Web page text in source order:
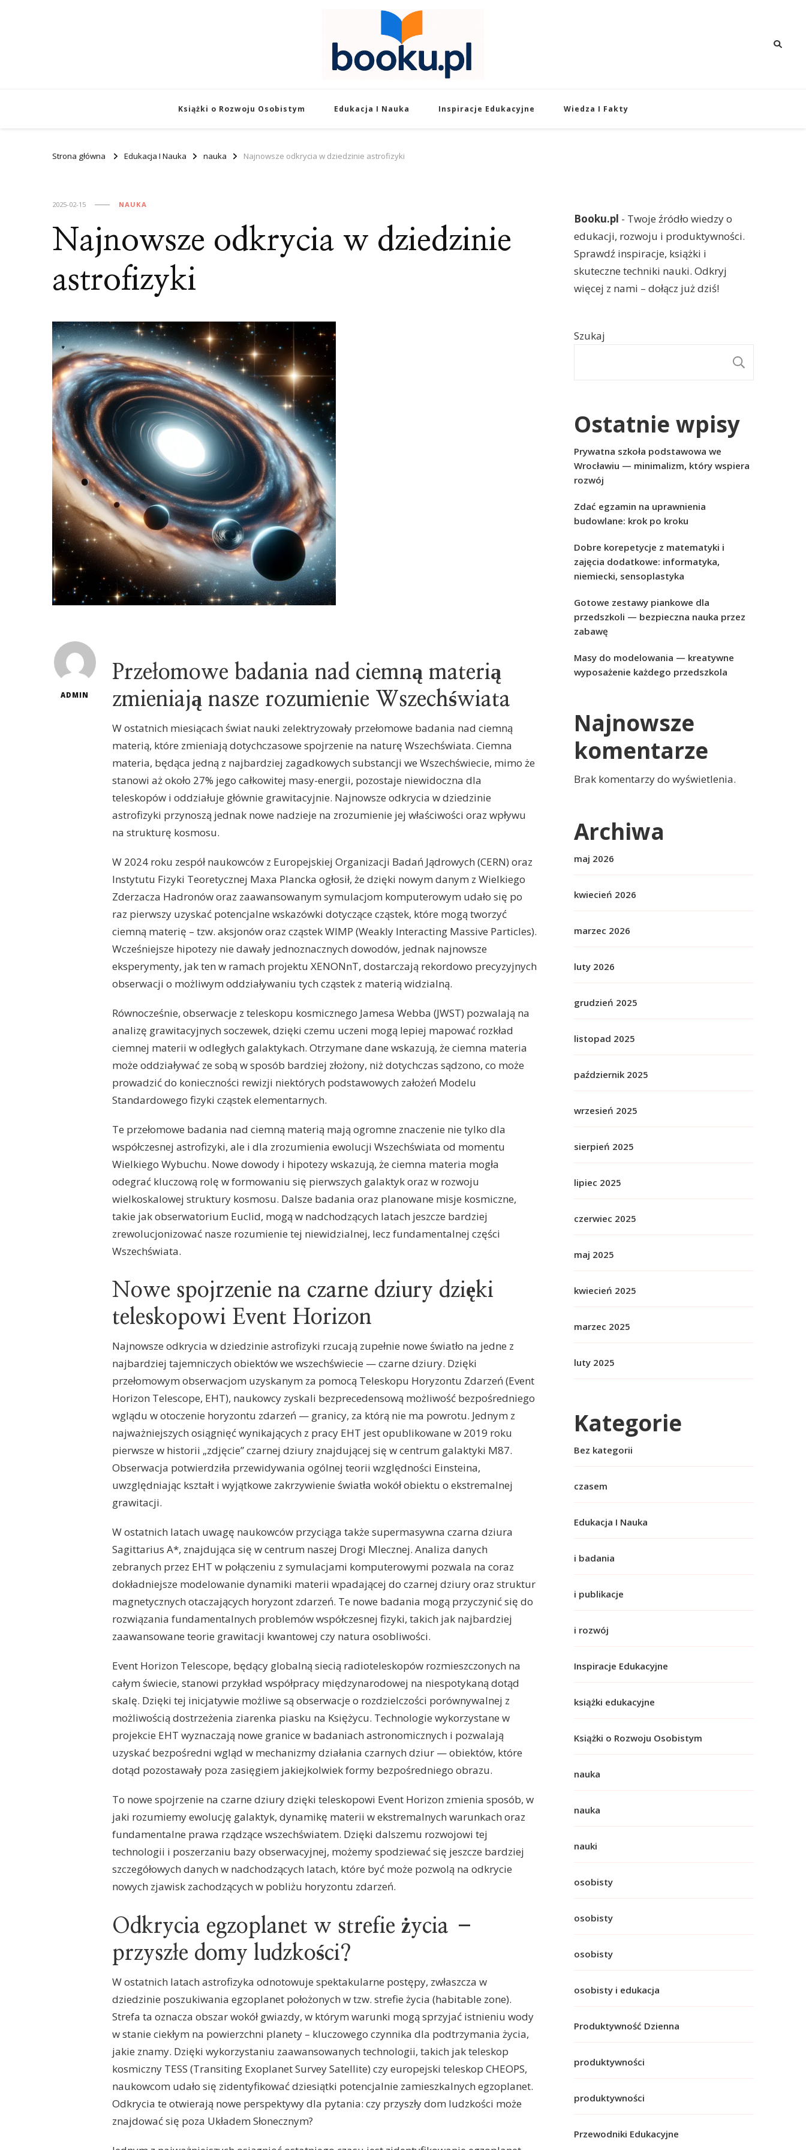
Książki o Rozwoju Osobistym Edukacja I Nauka Inspiracje Edukacyjne Wiedza I Fakty
Strona główna Edukacja I Nauka nauka Najnowsze odkrycia w dziedzinie astrofizyki
2025-02-15 NAUKA
Najnowsze odkrycia w dziedzinie
astrofizyki
ADMIN
Przełomowe badania nad ciemną materią
zmieniają nasze rozumienie Wszechświata
W ostatnich miesiącach świat nauki zelektryzowały przełomowe badania nad ciemną
materią, które zmieniają dotychczasowe spojrzenie na naturę Wszechświata. Ciemna
materia, będąca jedną z najbardziej zagadkowych substancji we Wszechświecie, mimo że
stanowi aż około 27% jego całkowitej masy-energii, pozostaje niewidoczna dla
teleskopów i oddziałuje głównie grawitacyjnie. Najnowsze odkrycia w dziedzinie
astrofizyki przynoszą jednak nowe nadzieje na zrozumienie jej właściwości oraz wpływu
na strukturę kosmosu.
W 2024 roku zespół naukowców z Europejskiej Organizacji Badań Jądrowych (CERN) oraz
Instytutu Fizyki Teoretycznej Maxa Plancka ogłosił, że dzięki nowym danym z Wielkiego
Zderzacza Hadronów oraz zaawansowanym symulacjom komputerowym udało się po
raz pierwszy uzyskać potencjalne wskazówki dotyczące cząstek, które mogą tworzyć
ciemną materię – tzw. aksjonów oraz cząstek WIMP (Weakly Interacting Massive Particles).
Wcześniejsze hipotezy nie dawały jednoznacznych dowodów, jednak najnowsze
eksperymenty, jak ten w ramach projektu XENONnT, dostarczają rekordowo precyzyjnych
obserwacji o możliwym oddziaływaniu tych cząstek z materią widzialną.
Równocześnie, obserwacje z teleskopu kosmicznego Jamesa Webba (JWST) pozwalają na
analizę grawitacyjnych soczewek, dzięki czemu uczeni mogą lepiej mapować rozkład
ciemnej materii w odległych galaktykach. Otrzymane dane wskazują, że ciemna materia
może oddziaływać ze sobą w sposób bardziej złożony, niż dotychczas sądzono, co może
prowadzić do konieczności rewizji niektórych podstawowych założeń Modelu
Standardowego fizyki cząstek elementarnych.
Te przełomowe badania nad ciemną materią mają ogromne znaczenie nie tylko dla
współczesnej astrofizyki, ale i dla zrozumienia ewolucji Wszechświata od momentu
Wielkiego Wybuchu. Nowe dowody i hipotezy wskazują, że ciemna materia mogła
odegrać kluczową rolę w formowaniu się pierwszych galaktyk oraz w rozwoju
wielkoskalowej struktury kosmosu. Dalsze badania oraz planowane misje kosmiczne,
takie jak obserwatorium Euclid, mogą w nadchodzących latach jeszcze bardziej
zrewolucjonizować nasze rozumienie tej niewidzialnej, lecz fundamentalnej części
Wszechświata.
Nowe spojrzenie na czarne dziury dzięki
teleskopowi Event Horizon
Najnowsze odkrycia w dziedzinie astrofizyki rzucają zupełnie nowe światło na jedne z
najbardziej tajemniczych obiektów we wszechświecie — czarne dziury. Dzięki
przełomowym obserwacjom uzyskanym za pomocą Teleskopu Horyzontu Zdarzeń (Event
Horizon Telescope, EHT), naukowcy zyskali bezprecedensową możliwość bezpośredniego
wglądu w otoczenie horyzontu zdarzeń — granicy, za którą nie ma powrotu. Jednym z
najważniejszych osiągnięć wynikających z pracy EHT jest opublikowane w 2019 roku
pierwsze w historii „zdjęcie” czarnej dziury znajdującej się w centrum galaktyki M87.
Obserwacja potwierdziła przewidywania ogólnej teorii względności Einsteina,
uwzględniając kształt i wyjątkowe zakrzywienie światła wokół obiektu o ekstremalnej
grawitacji.
W ostatnich latach uwagę naukowców przyciąga także supermasywna czarna dziura
Sagittarius A*, znajdująca się w centrum naszej Drogi Mlecznej. Analiza danych
zebranych przez EHT w połączeniu z symulacjami komputerowymi pozwala na coraz
dokładniejsze modelowanie dynamiki materii wpadającej do czarnej dziury oraz struktur
magnetycznych otaczających horyzont zdarzeń. Te nowe badania mogą przyczynić się do
rozwiązania fundamentalnych problemów współczesnej fizyki, takich jak najbardziej
zaawansowane teorie grawitacji kwantowej czy natura osobliwości.
Event Horizon Telescope, będący globalną siecią radioteleskopów rozmieszczonych na
całym świecie, stanowi przykład współpracy międzynarodowej na niespotykaną dotąd
skalę. Dzięki tej inicjatywie możliwe są obserwacje o rozdzielczości porównywalnej z
możliwością dostrzeżenia ziarenka piasku na Księżycu. Technologie wykorzystane w
projekcie EHT wyznaczają nowe granice w badaniach astronomicznych i pozwalają
uzyskać bezpośredni wgląd w mechanizmy działania czarnych dziur — obiektów, które
dotąd pozostawały poza zasięgiem jakiejkolwiek formy bezpośredniego obrazu.
To nowe spojrzenie na czarne dziury dzięki teleskopowi Event Horizon zmienia sposób, w
jaki rozumiemy ewolucję galaktyk, dynamikę materii w ekstremalnych warunkach oraz
fundamentalne prawa rządzące wszechświatem. Dzięki dalszemu rozwojowi tej
technologii i poszerzaniu bazy obserwacyjnej, możemy spodziewać się jeszcze bardziej
szczegółowych danych w nadchodzących latach, które być może pozwolą na odkrycie
nowych zjawisk zachodzących w pobliżu horyzontu zdarzeń.
Odkrycia egzoplanet w strefie życia –
przyszłe domy ludzkości?
W ostatnich latach astrofizyka odnotowuje spektakularne postępy, zwłaszcza w
dziedzinie poszukiwania egzoplanet położonych w tzw. strefie życia (habitable zone).
Strefa ta oznacza obszar wokół gwiazdy, w którym warunki mogą sprzyjać istnieniu wody
w stanie ciekłym na powierzchni planety – kluczowego czynnika dla podtrzymania życia,
jakie znamy. Dzięki wykorzystaniu zaawansowanych technologii, takich jak teleskop
kosmiczny TESS (Transiting Exoplanet Survey Satellite) czy europejski teleskop CHEOPS,
naukowcom udało się zidentyfikować dziesiątki potencjalnie zamieszkalnych egzoplanet.
Odkrycia te otwierają nowe perspektywy dla pytania: czy przyszły dom ludzkości może
znajdować się poza Układem Słonecznym?
Booku.pl - Twoje źródło wiedzy o
edukacji, rozwoju i produktywności.
Sprawdź inspiracje, książki i
skuteczne techniki nauki. Odkryj
więcej z nami – dołącz już dziś!
Szukaj
Ostatnie wpisy
Prywatna szkoła podstawowa we
Wrocławiu — minimalizm, który wspiera
rozwój
Zdać egzamin na uprawnienia
budowlane: krok po kroku
Dobre korepetycje z matematyki i
zajęcia dodatkowe: informatyka,
niemiecki, sensoplastyka
Gotowe zestawy piankowe dla
przedszkoli — bezpieczna nauka przez
zabawę
Masy do modelowania — kreatywne
wyposażenie każdego przedszkola
Najnowsze
komentarze
Brak komentarzy do wyświetlenia.
Archiwa
maj 2026
kwiecień 2026
marzec 2026
luty 2026
grudzień 2025
listopad 2025
październik 2025
wrzesień 2025
sierpień 2025
lipiec 2025
czerwiec 2025
maj 2025
kwiecień 2025
marzec 2025
luty 2025
Kategorie
Bez kategorii
czasem
Edukacja I Nauka
i badania
i publikacje
i rozwój
Inspiracje Edukacyjne
książki edukacyjne
Książki o Rozwoju Osobistym
nauka
nauka
nauki
osobisty
osobisty
osobisty
osobisty i edukacja
Produktywność Dzienna
produktywności
produktywności
Przewodniki Edukacyjne